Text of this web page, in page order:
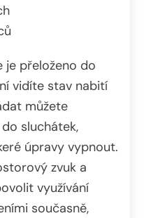
je přeloženo do
vidíte stav nabití
můžete
sluchátek,
úpravy vypnout.
zvuk a
využívání
současně,